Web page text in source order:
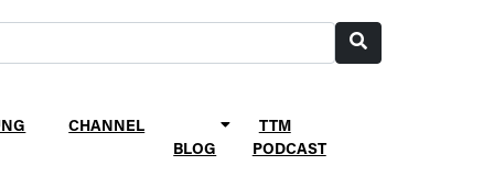
CHANNEL
BLOG
TTM
PODCAST